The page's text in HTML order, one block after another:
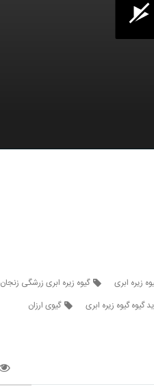
زیره ابری
گیوه زیره ابری زرشگی زنجان
گیوه گیوه زیره ابری
گیوی ارزان